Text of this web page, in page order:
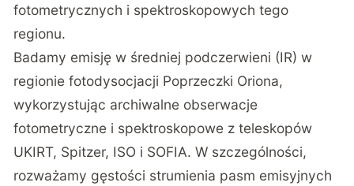
fotometrycznych i spektroskopowych tego
regionu.
Badamy emisję w średniej podczerwieni (IR) w
regionie fotodysocjacji Poprzeczki Oriona,
wykorzystując archiwalne obserwacje
fotometryczne i spektroskopowe z teleskopów
UKIRT, Spitzer, ISO i SOFIA. W szczególności,
rozważamy gęstości strumienia pasm emisyjnych